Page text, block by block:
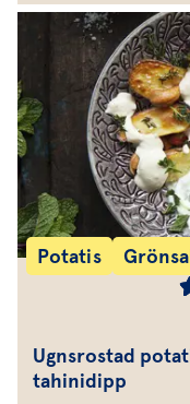
Potatis
Ugnsrostad
tahinidipp